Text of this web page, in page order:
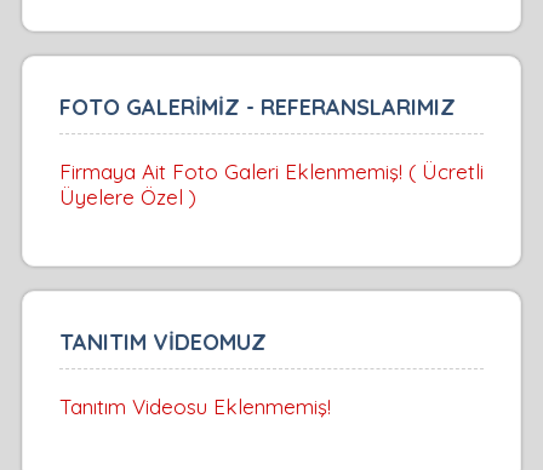
FOTO GALERİMİZ - REFERANSLARIMIZ
Firmaya Ait Foto Galeri Eklenmemiş! ( Ücretli
Üyelere Özel )
TANITIM VİDEOMUZ
Tanıtım Videosu Eklenmemiş!